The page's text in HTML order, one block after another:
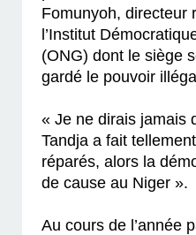
Fomunyoh, directeur
l’Institut
(ONG) dont le siège
gardé le pouvoir
« Je ne dirais jamais
Tandja a fait
réparés, alors la
de cause au Niger ».
Au cours de l’année